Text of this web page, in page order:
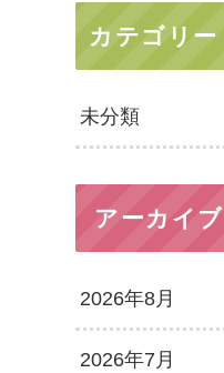
カテゴリー
未分類
アーカイブ
2026年8月
2026年7月